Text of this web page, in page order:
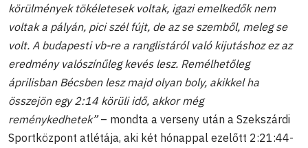
körülmények tökéletesek voltak, igazi emelkedők nem
voltak a pályán, pici szél fújt, de az se szemből, meleg se
volt. A budapesti vb-re a ranglistáról való kijutáshoz ez az
eredmény valószínűleg kevés lesz. Remélhetőleg
áprilisban Bécsben lesz majd olyan boly, akikkel ha
összejön egy 2:14 körüli idő, akkor még
reménykedhetek”– mondta a verseny után a Szekszárdi
Sportközpont atlétája, aki két hónappal ezelőtt 2:21:44-